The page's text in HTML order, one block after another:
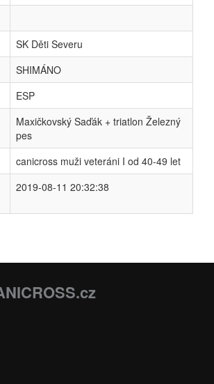
SK Děti Severu
SHIMÁNO
ESP
Maxičkovský Saďák + triatlon Železný
pes
canicross muži veteráni I od 40-49 let
2019-08-11 20:32:38